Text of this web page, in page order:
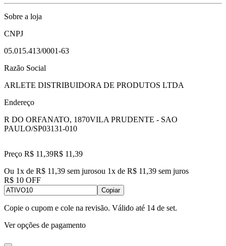
Sobre a loja
CNPJ
05.015.413/0001-63
Razão Social
ARLETE DISTRIBUIDORA DE PRODUTOS LTDA
Endereço
R DO ORFANATO, 1870VILA PRUDENTE - SAO
PAULO/SP03131-010
Preço R$ 11,39R$ 11 ,39
Ou 1x de R$ 11,39 sem jurosou 1x de R$ 11,39 sem juros
R$ 10 OFF
Copiar
Copie o cupom e cole na revisão. Válido até 14 de set.
Ver opções de pagamento